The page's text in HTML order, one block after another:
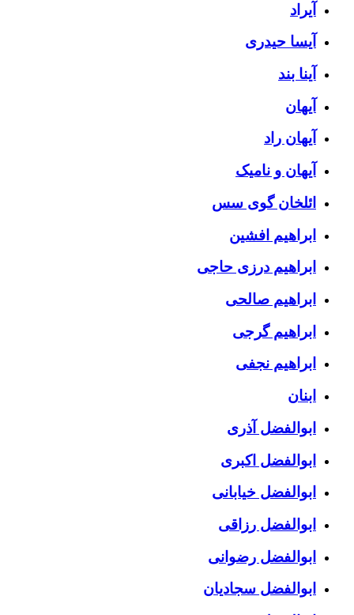
آیراد
آیسا حیدری
آینا بند
آیهان
آیهان راد
آیهان و نامیک
ائلخان گوی سس
ابراهیم افشین
ابراهیم درزی حاجی
ابراهیم صالحی
ابراهیم گرجی
ابراهیم نجفی
ابنان
ابوالفضل آذری
ابوالفضل اکبری
ابوالفضل خیابانی
ابوالفضل رزاقی
ابوالفضل رضوانی
ابوالفضل سجادیان